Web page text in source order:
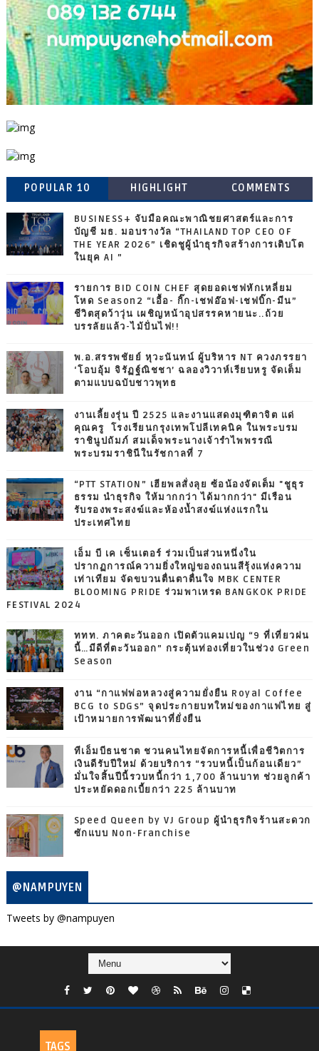
POPULAR 10 HIGHLIGHT COMMENTS
BUSINESS+ จับมือคณะพาณิชยศาสตร์และการ
บัญชี มธ. มอบรางวัล “THAILAND TOP CEO OF
THE YEAR 2026” เชิดชูผู้นำธุรกิจสร้างการเติบโต
ในยุค AI ”
รายการ BID COIN CHEF สุดยอดเชฟหักเหลี่ยม
โหด Season2 “เอื้อ- กิ๊ก-เชฟอ๊อฟ-เชฟบิ๊ก-มีน”
ชีวิตสุดว้าวุ่น เผชิญหน้าอุปสรรคหายนะ..ถ้วย
บรรลัยแล้ว-ไม้ปั่นไฟ!!
พ.อ.สรรพชัยย์ หุวะนันทน์ ผู้บริหาร NT ควงภรรยา
‘โอบอุ้ม จิรัฏฐ์ณิชชา’ ฉลองวิวาห์เรียบหรู จัดเต็ม
ตามแบบฉบับชาวพุทธ
งานเลี้ยงรุ่น ปี 2525 และงานแสดงมุฑิตาจิต แด่
คุณครู โรงเรียนกรุงเทพโปลีเทคนิค ในพระบรม
ราชินูปถัมภ์ สมเด็จพระนางเจ้ารำไพพรรณี
พระบรมราชินีในรัชกาลที่ 7
“PTT STATION” เฮียพลสั่งลุย ซ้อน้องจัดเต็ม "ชูธุร
ธรรม นำธุรกิจ ให้มากกว่า ได้มากกว่า" มีเรือน
รับรองพระสงฆ์และห้องน้ำสงฆ์แห่งแรกใน
ประเทศไทย
เอ็ม บี เค เซ็นเตอร์ ร่วมเป็นส่วนหนึ่งใน
ปรากฏการณ์ความยิ่งใหญ่ของถนนสีรุ้งแห่งความ
เท่าเทียม จัดขบวนตื่นตาตื่นใจ MBK CENTER
BLOOMING PRIDE ร่วมพาเหรด BANGKOK PRIDE
FESTIVAL 2024
ททท. ภาคตะวันออก เปิดตัวแคมเปญ “9 ที่เที่ยวฝน
นี้…มีดีที่ตะวันออก” กระตุ้นท่องเที่ยวในช่วง Green
Season
งาน “กาแฟพ่อหลวงสู่ความยั่งยืน Royal Coffee
BCG to SDGs” จุดประกายบทใหม่ของกาแฟไทย สู่
เป้าหมายการพัฒนาที่ยั่งยืน
ทีเอ็มบีธนชาต ชวนคนไทยจัดการหนี้เพื่อชีวิตการ
เงินดีรับปีใหม่ ด้วยบริการ “รวบหนี้เป็นก้อนเดียว”
มั่นใจสิ้นปีนี้รวบหนี้กว่า 1,700 ล้านบาท ช่วยลูกค้า
ประหยัดดอกเบี้ยกว่า 225 ล้านบาท
Speed Queen by VJ Group ผู้นำธุรกิจร้านสะดวก
ซักแบบ Non-Franchise
@NAMPUYEN
Tweets by @nampuyen
TAGS